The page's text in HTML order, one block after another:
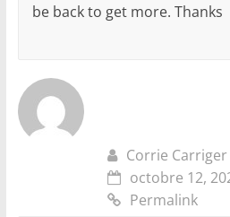
be back to get more. Thanks
Corrie Carriger
octobre 12,
Permalink